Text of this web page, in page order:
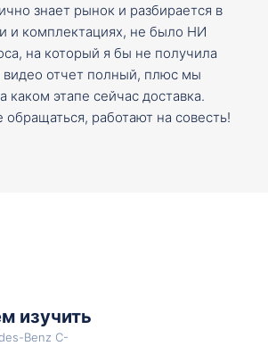
знает рынок и разбирается в
и комплектациях, не было НИ
на который я бы не получила
видео отчет полный, плюс мы
каком этапе сейчас доставка.
работают на совесть!
изучить
Benz C-